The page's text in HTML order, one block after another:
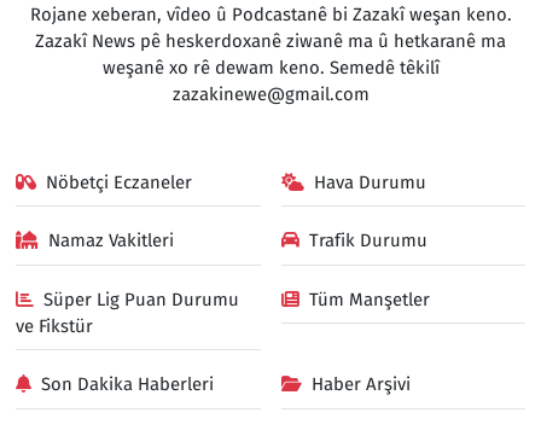
Rojane xeberan, vîdeo û Podcastanê bi Zazakî weşan keno.
Zazakî News pê heskerdoxanê ziwanê ma û hetkaranê ma
weşanê xo rê dewam keno. Semedê têkilî
zazakinewe@gmail.com
Nöbetçi Eczaneler Hava Durumu
Namaz Vakitleri Trafik Durumu
Süper Lig Puan Durumu
ve Fikstür
Tüm Manşetler
Son Dakika Haberleri Haber Arşivi